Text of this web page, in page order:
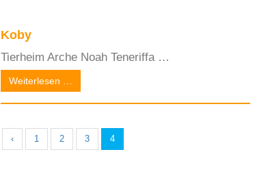
Koby
Tierheim Arche Noah Teneriffa …
Weiterlesen …
‹ 1 2 3 4